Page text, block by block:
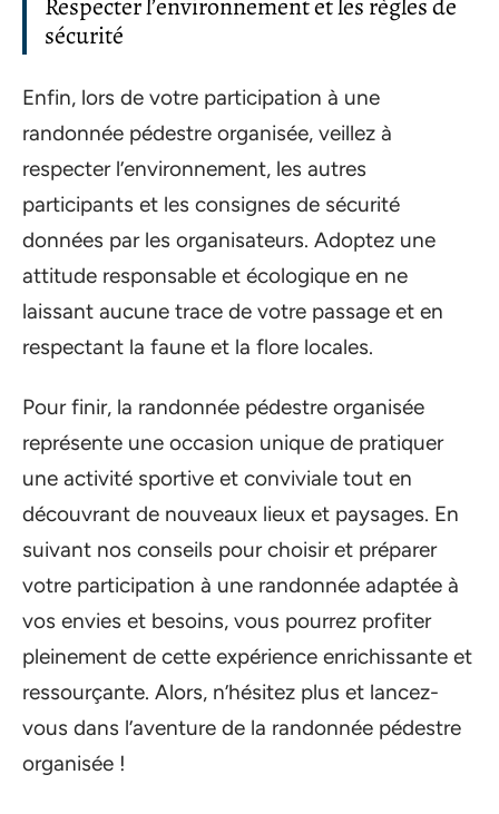
Respecter l’environnement et les règles de
sécurité
Enfin, lors de votre participation à une
randonnée pédestre organisée, veillez à
respecter l’environnement, les autres
participants et les consignes de sécurité
données par les organisateurs. Adoptez une
attitude responsable et écologique en ne
laissant aucune trace de votre passage et en
respectant la faune et la flore locales.
Pour finir, la randonnée pédestre organisée
représente une occasion unique de pratiquer
une activité sportive et conviviale tout en
découvrant de nouveaux lieux et paysages. En
suivant nos conseils pour choisir et préparer
votre participation à une randonnée adaptée à
vos envies et besoins, vous pourrez profiter
pleinement de cette expérience enrichissante et
ressourçante. Alors, n’hésitez plus et lancez-
vous dans l’aventure de la randonnée pédestre
organisée !